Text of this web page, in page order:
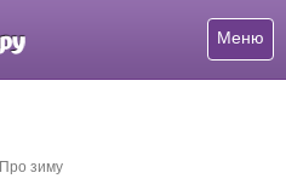
Меню
Про зиму